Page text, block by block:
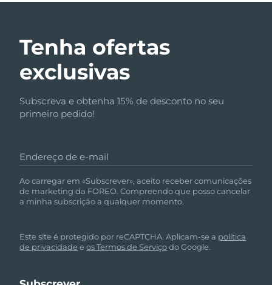
Tenha ofertas
exclusivas
Subscreva e obtenha 15% de desconto no seu
primeiro pedido!
Endereço de e-mail
Ao carregar em «Subscrever», aceito receber comunicações
de marketing da FOREO. Compreendo que posso cancelar
a minha subscrição a qualquer momento.
Este site é protegido por reCAPTCHA. Aplicam-se a política
de privacidade eos Termos de Serviçodo Google.